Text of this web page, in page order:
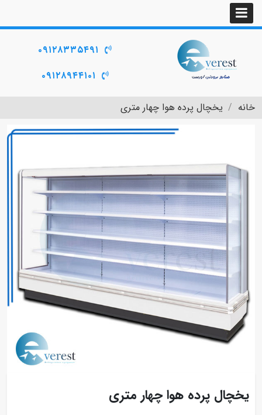
۰۹۱۲۸۳۳۵۴۹۱
۰۹۱۲۸۹۴۴۱۰۱
خانه یخچال پرده هوا چهار متری
یخچال پرده هوا چهار متری